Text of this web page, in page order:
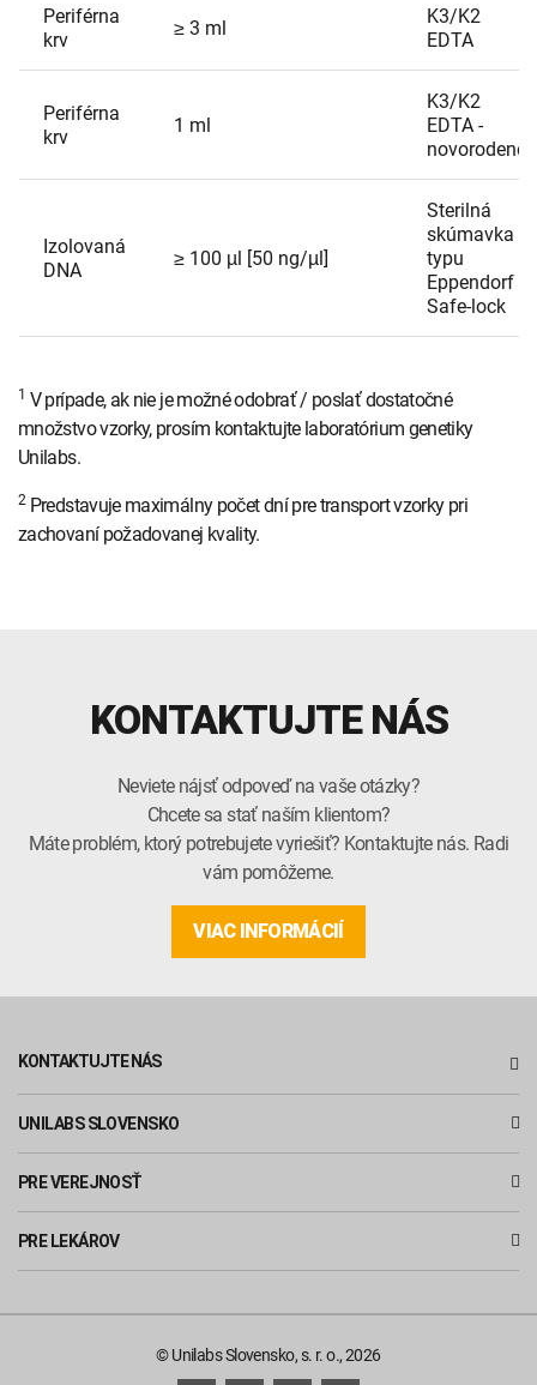
Periférna
krv
≥ 3 ml
K3/K2
EDTA
Periférna
krv
1 ml
K3/K2
EDTA -
novorodenci
Izolovaná
DNA
≥ 100 µl [50 ng/µl]
Sterilná
skúmavka
typu
Eppendorf
Safe-lock
1 V prípade, ak nie je možné odobrať / poslať dostatočné
množstvo vzorky, prosím kontaktujte laboratórium genetiky
Unilabs.
2Predstavuje maximálny počet dní pre transport vzorky pri
zachovaní požadovanej kvality.
KONTAKTUJTE NÁS
Neviete nájsť odpoveď na vaše otázky?
Chcete sa stať naším klientom?
Máte problém, ktorý potrebujete vyriešiť? Kontaktujte nás. Radi
vám pomôžeme.
VIAC INFORMÁCIÍ
KONTAKTUJTE NÁS
UNILABS SLOVENSKO
PRE VEREJNOSŤ
PRE LEKÁROV
© Unilabs Slovensko, s. r. o., 2026